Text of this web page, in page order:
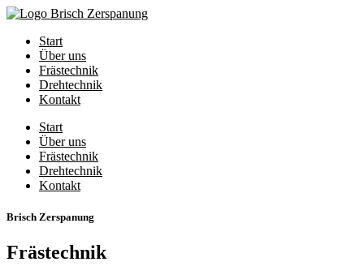
Start
Über uns
Frästechnik
Drehtechnik
Kontakt
Start
Über uns
Frästechnik
Drehtechnik
Kontakt
Brisch Zerspanung
Frästechnik